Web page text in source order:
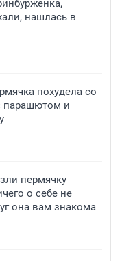
нашлась в
похудела со
парашютом и
пермячку
о себе не
она вам знакома